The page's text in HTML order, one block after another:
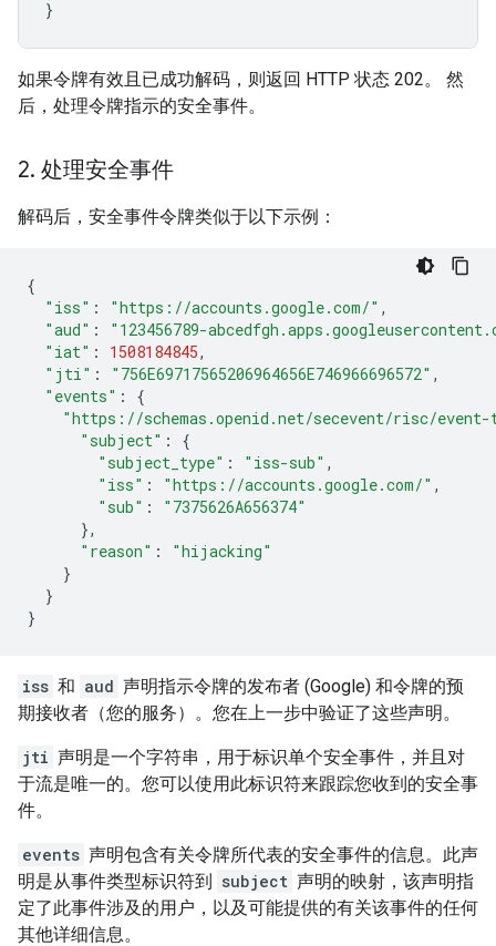
}
如果令牌有效且已成功解码，则返回 HTTP 状态 202。 然
后，处理令牌指示的安全事件。
2. 处理安全事件
解码后，安全事件令牌类似于以下示例：
{
"iss" : "https://accounts.google.com/" ,
"aud" :
"123456789-
"iat" : 1508184845,
"jti" : "756E69717565206964656E746966696572" ,
"events" :
{
"https://schemas.openid.net/secevent/risc/event-
"subject" :
{
"subject_type" : "iss-sub" ,
"iss" : "https://accounts.google.com/" ,
"sub" :
"7375626A656374"
},
"reason" :
"hijacking"
}
}
}
iss 和 aud 声明指示令牌的发布者 (Google) 和令牌的预
期接收者（您的服务）。您在上一步中验证了这些声明。
jti 声明是一个字符串，用于标识单个安全事件，并且对
于流是唯一的。您可以使用此标识符来跟踪您收到的安全事
件。
events 声明包含有关令牌所代表的安全事件的信息。此声
明是从事件类型标识符到 subject 声明的映射，该声明指
定了此事件涉及的用户，以及可能提供的有关该事件的任何
其他详细信息。